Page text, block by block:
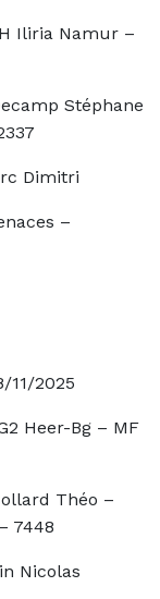
–
–
– MF
–
7448